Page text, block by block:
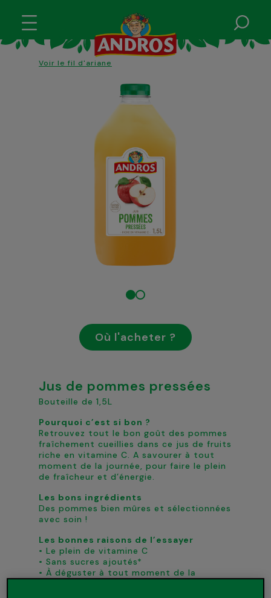
Voir le fil d'ariane
Où l'acheter ?
Jus de pommes pressées
Bouteille de 1,5L
Pourquoi c’est si bon ?
Retrouvez tout le bon goût des pommes
fraîchement cueillies dans ce jus de fruits
riche en vitamine C. A savourer à tout
moment de la journée, pour faire le plein
de fraîcheur et d’énergie.
Les bons ingrédients
Des pommes bien mûres et sélectionnées
avec soin !
Les bonnes raisons de l’essayer
• Le plein de vitamine C
• Sans sucres ajoutés*
• À déguster à tout moment de la